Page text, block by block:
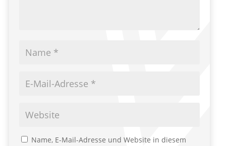
Name, E-Mail-Adresse und Website in diesem